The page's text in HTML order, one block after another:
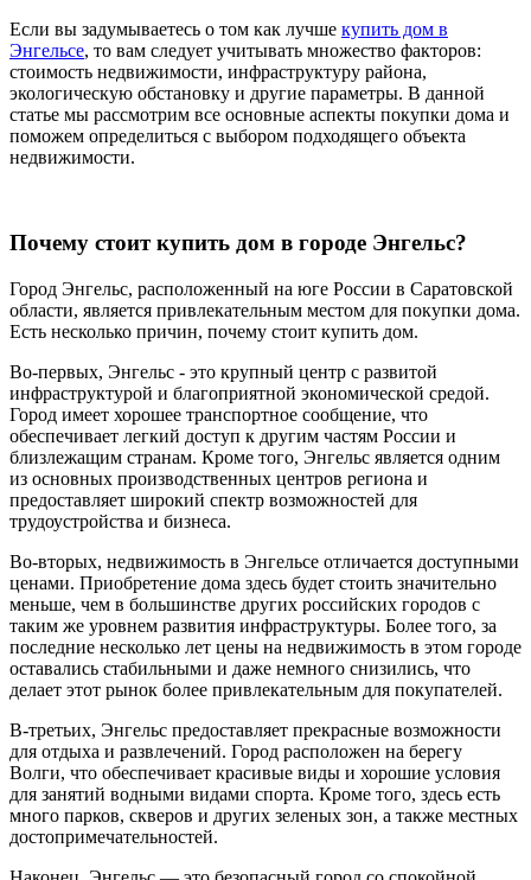
Если вы задумываетесь о том как лучше купить дом в
Энгельсе, то вам следует учитывать множество факторов:
стоимость недвижимости, инфраструктуру района,
экологическую обстановку и другие параметры. В данной
статье мы рассмотрим все основные аспекты покупки дома и
поможем определиться с выбором подходящего объекта
недвижимости.
Почему стоит купить дом в городе Энгельс?
Город Энгельс, расположенный на юге России в Саратовской
области, является привлекательным местом для покупки дома.
Есть несколько причин, почему стоит купить дом.
Во-первых, Энгельс - это крупный центр с развитой
инфраструктурой и благоприятной экономической средой.
Город имеет хорошее транспортное сообщение, что
обеспечивает легкий доступ к другим частям России и
близлежащим странам. Кроме того, Энгельс является одним
из основных производственных центров региона и
предоставляет широкий спектр возможностей для
трудоустройства и бизнеса.
Во-вторых, недвижимость в Энгельсе отличается доступными
ценами. Приобретение дома здесь будет стоить значительно
меньше, чем в большинстве других российских городов с
таким же уровнем развития инфраструктуры. Более того, за
последние несколько лет цены на недвижимость в этом городе
оставались стабильными и даже немного снизились, что
делает этот рынок более привлекательным для покупателей.
В-третьих, Энгельс предоставляет прекрасные возможности
для отдыха и развлечений. Город расположен на берегу
Волги, что обеспечивает красивые виды и хорошие условия
для занятий водными видами спорта. Кроме того, здесь есть
много парков, скверов и других зеленых зон, а также местных
достопримечательностей.